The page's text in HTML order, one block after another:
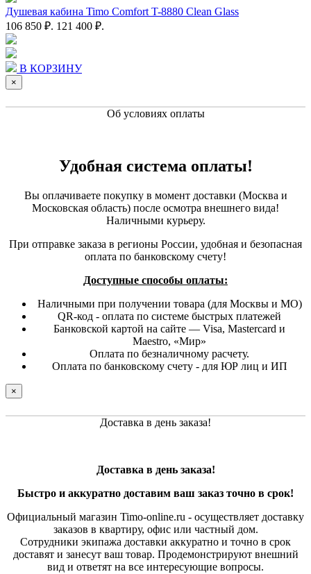
Душевая кабина Timo Comfort T-8880 Clean Glass
106 850 ₽. 121 400 ₽.
В КОРЗИНУ
×
Об условиях оплаты
Удобная система оплаты!
Вы оплачиваете покупку в момент доставки (Москва и
Московская область) после осмотра внешнего вида!
Наличными курьеру.
При отправке заказа в регионы России, удобная и безопасная
оплата по банковскому счету!
Доступные способы оплаты:
Наличными при получении товара (для Москвы и МО)
QR-код - оплата по системе быстрых платежей
Банковской картой на сайте — Visa, Mastercard и
Maestro, «Мир»
Оплата по безналичному расчету.
Оплата по банковскому счету - для ЮР лиц и ИП
×
Доставка в день заказа!
Доставка в день заказа!
Быстро и аккуратно доставим ваш заказ точно в срок!
Официальный магазин Timo-online.ru - осуществляет доставку
заказов в квартиру, офис или частный дом.
Сотрудники экипажа доставки аккуратно и точно в срок
доставят и занесут ваш товар. Продемонстрируют внешний
вид и ответят на все интересующие вопросы.